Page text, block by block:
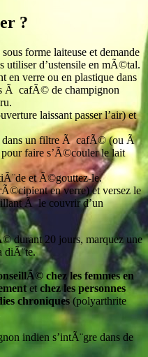
?
forme laiteuse et demande
utiliser d’ustensile en mÃ©tal.
en verre ou en plastique dans
Ã cafÃ© de champignon
laissant passer l’air) et
dans un filtre Ã cafÃ© (ou Ã
faire s’Ã©couler le lait
et Ã©gouttez-le.
en verre) et versez le
Ã le couvrir d’un
durant 20 jours, marquez une
diÃ¨te.
chez les femmes en
et chez les personnes
chroniques (polyarthrite
indien s’intÃ¨gre dans de